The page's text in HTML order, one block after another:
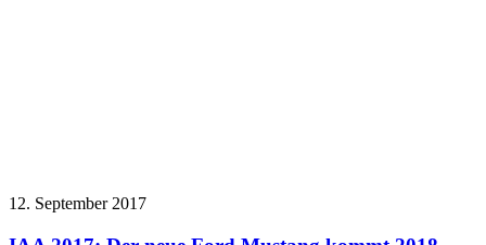
12. September 2017